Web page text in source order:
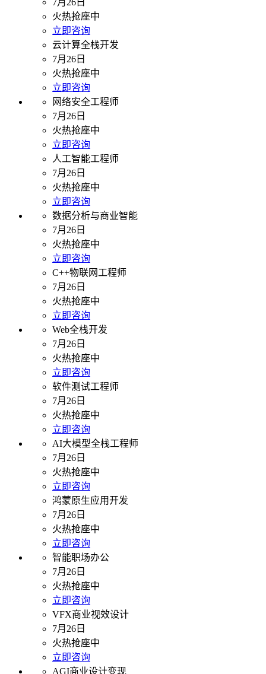
7月26日
火热抢座中
立即咨询
云计算全栈开发
7月26日
火热抢座中
立即咨询
网络安全工程师
7月26日
火热抢座中
立即咨询
人工智能工程师
7月26日
火热抢座中
立即咨询
数据分析与商业智能
7月26日
火热抢座中
立即咨询
C++物联网工程师
7月26日
火热抢座中
立即咨询
Web全栈开发
7月26日
火热抢座中
立即咨询
软件测试工程师
7月26日
火热抢座中
立即咨询
AI大模型全栈工程师
7月26日
火热抢座中
立即咨询
鸿蒙原生应用开发
7月26日
火热抢座中
立即咨询
智能职场办公
7月26日
火热抢座中
立即咨询
VFX商业视效设计
7月26日
火热抢座中
立即咨询
AGI商业设计变现